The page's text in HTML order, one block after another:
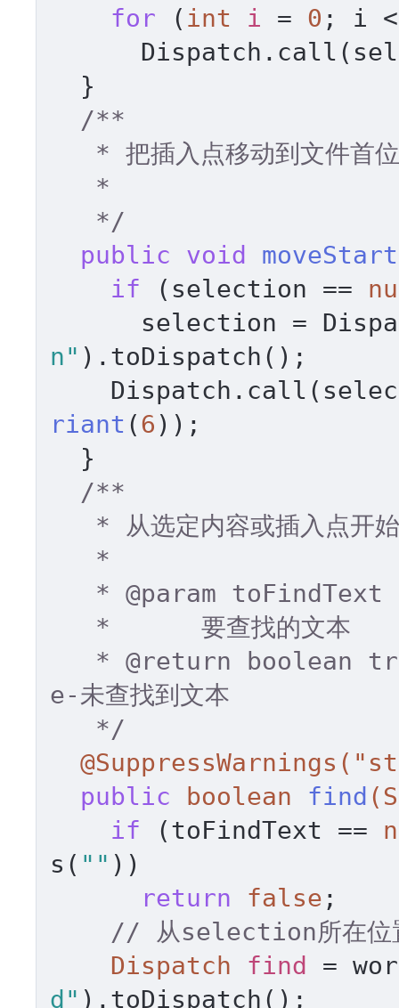
for ( int i = 0 ; i
/**
   */
public
void moveStart
if (selection ==
selection =
n" ).toDispatch();
riant (6 ));
/**
   *
@param toFindText
   *
@return boolean
e-未查找到文本
   */
public
boolean find
if (toFindText ==
s( "" ))
return
false ;
// 从selection所在位
Dispatch
find =
d" ).toDispatch();